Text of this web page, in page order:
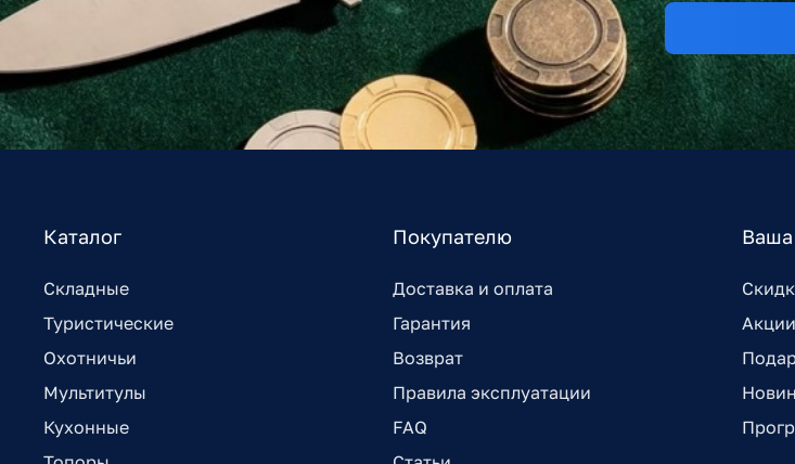
Каталог
Складные
Туристические
Охотничьи
Мультитулы
Кухонные
Покупателю
Доставка и оплата
Гарантия
Возврат
Правила эксплуатации
FAQ
Акции